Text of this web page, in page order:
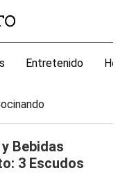
Entretenido
Bebidas
3 Escudos